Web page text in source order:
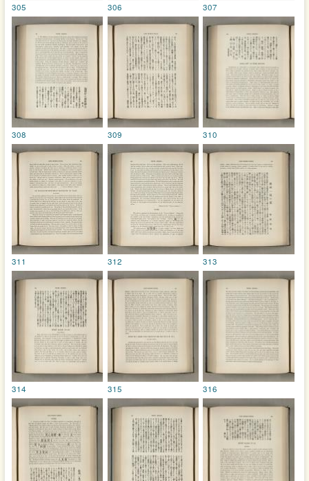
305 306 307
308 309 310
311 312 313
314 315 316